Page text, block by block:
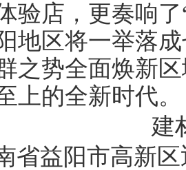
验店，更奏响
地区将一举落
之势全面焕新
上的全新时代。
省益阳市高新